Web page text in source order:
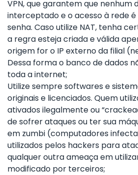
VPN, que garantem que nenhum
interceptado e o acesso à rede
senha. Caso utilize NAT, tenha
a regra esteja criada e válida
origem for o IP externo da filial
Dessa forma o banco de dados
toda a internet;
Utilize sempre softwares e
originais e licenciados. Quem
ativados ilegalmente ou
de sofrer ataques ou ter sua
em zumbi (computadores
utilizados pelos hackers para
qualquer outra ameaça em
modificado por terceiros;